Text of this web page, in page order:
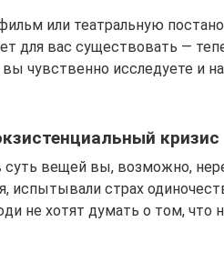
или театральную
для вас существовать —
чувственно исследуете и
кризис
суть вещей вы, возможно,
испытывали страх
не хотят думать о том, что